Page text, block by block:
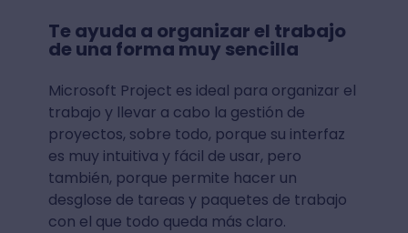
Te ayuda a organizar el trabajo
de una forma muy sencilla
Microsoft Project es ideal para organizar el
trabajo y llevar a cabo la gestión de
proyectos, sobre todo, porque su interfaz
es muy intuitiva y fácil de usar, pero
también, porque permite hacer un
desglose de tareas y paquetes de trabajo
con el que todo queda más claro.